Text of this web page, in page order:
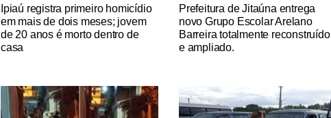
Notícias Católicas
Ipiaú registra primeiro homicídio
em mais de dois meses; jovem
de 20 anos é morto dentro de
casa
Notícias Católicas
Prefeitura de Jitaúna entrega
novo Grupo Escolar Arelano
Barreira totalmente reconstruído
e ampliado.